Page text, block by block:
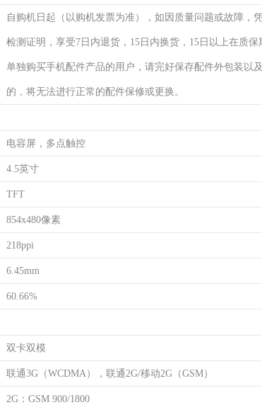
自购机日起（以购机发票为准），如因质量问题或故障，
检测证明，享受7日内退货，15日内换货，15日以上在质
单独购买手机配件产品的用户，请完好保存配件外包装以
的，将无法进行正常的配件保修或更换。
电容屏，多点触控
4.5英寸
TFT
854x480像素
218ppi
6.45mm
60.66%
双卡双模
联通3G（WCDMA），联通2G/移动2G（GSM）
2G：GSM 900/1800